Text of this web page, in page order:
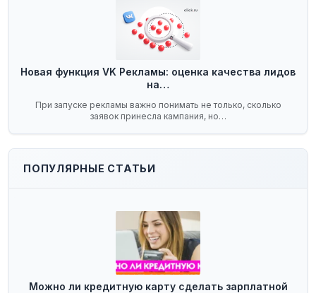
Новая функция VK Рекламы: оценка качества лидов
на…
При запуске рекламы важно понимать не только, сколько
заявок принесла кампания, но…
ПОПУЛЯРНЫЕ СТАТЬИ
Можно ли кредитную карту сделать зарплатной